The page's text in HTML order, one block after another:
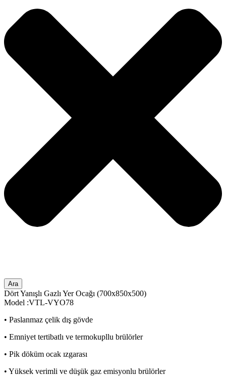
Ara
Dört Yanışlı Gazlı Yer Ocağı (700x850x500)
Model :VTL-VYO78
• Paslanmaz çelik dış gövde
• Emniyet tertibatlı ve termokupllu brülörler
• Pik döküm ocak ızgarası
• Yüksek verimli ve düşük gaz emisyonlu brülörler